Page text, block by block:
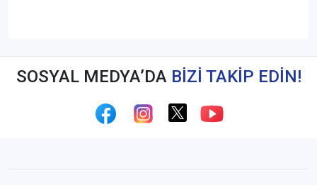
SOSYAL MEDYA’DA BİZİ TAKİP EDİN!